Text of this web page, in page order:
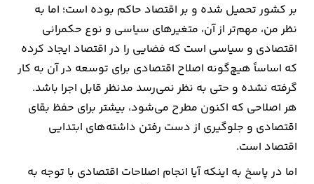
بر کشور تحمیل شده و بر اقتصاد حاکم بوده است؛ اما به
نظر من، مهم‌تر از آن، متغیرهای سیاسی و نوع حکمرانی
اقتصادی و سیاسی است که فضایی را در اقتصاد ایجاد کرده
که اساساً هیچ‌گونه اصلاح اقتصادی برای توسعه در آن به کار
گرفته نشده و حتی به نظر نمی‌رسد مدنظر قابل اجرا باشد.
هر اصلاحی که اکنون مطرح می‌شود، بیشتر برای حفظ بقای
اقتصادی و جلوگیری از دست رفتن داشته‌های ابتدایی
اقتصاد است.
اما در پاسخ به اینکه آیا انجام اصلاحات اقتصادی با توجه به